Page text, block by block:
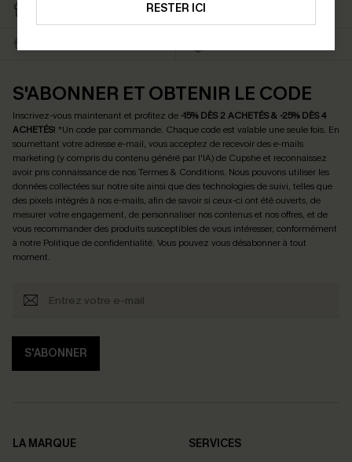
RESTER ICI
S'ABONNER ET OBTENIR LE CODE
Inscrivez-vous maintenant et profitez de -15% DÈS 2 ACHETÉS & -25% DÈS 4
ACHETÉS! *Un code par commande. Chaque code est valable une seule fois. En
soumettant votre adresse e-mail, vous acceptez de recevoir des e-mails
marketing (y compris du contenu généré par l'IA) de Cupshe et reconnaissez
avoir pris connaissance de nosTermes & Conditions. Nous pouvons utiliser les
données collectées sur notre site ainsi que des technologies de suivi, telles que
des pixels intégrés à nos e-mails, afin de savoir si ceux-ci ont été ouverts, de
mesurer votre engagement, de personnaliser nos contenus et nos offres, et de
vous recommander des produits susceptibles de vous intéresser, conformément
à notre Politique de confidentialité. Vous pouvez vous désabonner à tout
moment.
S'ABONNER
LA MARQUE
SERVICES